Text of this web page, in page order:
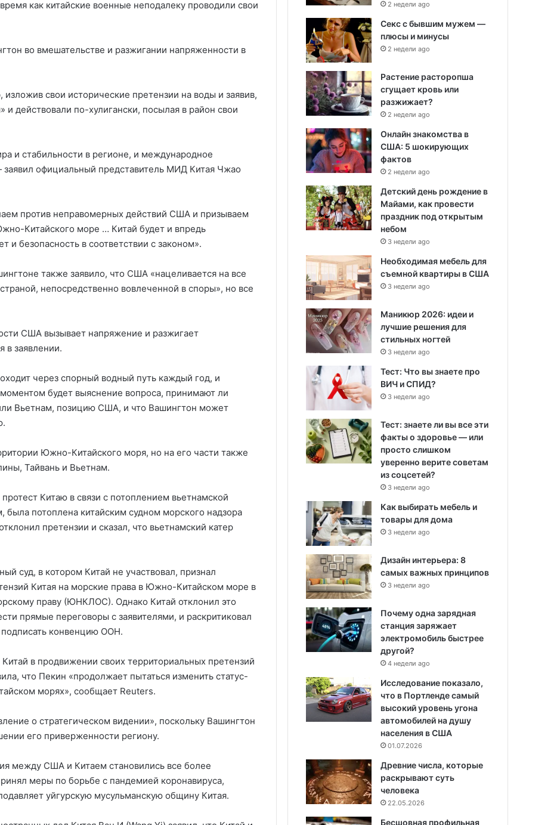
как китайские военные неподалеку проводили свои
во вмешательстве и разжигании напряженности в
свои исторические претензии на воды и заявив,
действовали по-хулигански, посылая в район свои
и стабильности в регионе, и международное
официальный представитель МИД Китая Чжао
против неправомерных действий США и призываем
Китайского море … Китай будет и впредь
и безопасность в соответствии с законом».
также заявило, что США «нацеливается на все
непосредственно вовлеченной в споры», но все
США вызывает напряжение и разжигает
в заявлении.
через спорный водный путь каждый год, и
будет выяснение вопроса, принимают ли
Вьетнам, позицию США, и что Вашингтон может
Южно-Китайского моря, но на его части также
Тайвань и Вьетнам.
Китаю в связи с потоплением вьетнамской
была потоплена китайским судном морского надзора
претензии и сказал, что вьетнамский катер
суд, в котором Китай не участвовал, признал
Китая на морские права в Южно-Китайском море в
праву (ЮНКЛОС). Однако Китай отклонил это
прямые переговоры с заявителями, и раскритиковал
конвенцию ООН.
в продвижении своих территориальных претензий
что Пекин «продолжает пытаться изменить статус-
морях», сообщает Reuters.
о стратегическом видении», поскольку Вашингтон
его приверженности региону.
между США и Китаем становились все более
меры по борьбе с пандемией коронавируса,
уйгурскую мусульманскую общину Китая.
2 недели ago
Секс с бывшим мужем —
плюсы и минусы
2 недели ago
Растение расторопша
сгущает кровь или
разжижает?
2 недели ago
Онлайн знакомства в
США: 5 шокирующих
фактов
2 недели ago
Детский день рождение в
Майами, как провести
праздник под открытым
небом
3 недели ago
Необходимая мебель для
съемной квартиры в США
3 недели ago
Маникюр 2026: идеи и
лучшие решения для
стильных ногтей
3 недели ago
Тест: Что вы знаете про
ВИЧ и СПИД?
3 недели ago
Тест: знаете ли вы все эти
факты о здоровье — или
просто слишком
уверенно верите советам
из соцсетей?
3 недели ago
Как выбирать мебель и
товары для дома
3 недели ago
Дизайн интерьера: 8
самых важных принципов
3 недели ago
Почему одна зарядная
станция заряжает
электромобиль быстрее
другой?
4 недели ago
Исследование показало,
что в Портленде самый
высокий уровень угона
автомобилей на душу
населения в США
01.07.2026
Древние числа, которые
раскрывают суть
человека
22.05.2026
Бесшовная профильная